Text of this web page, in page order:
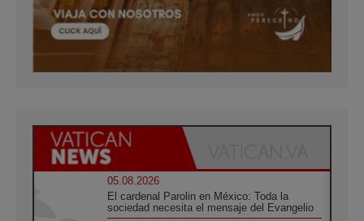
05.08.2026
El cardenal Parolin en México: Toda la
sociedad necesita el mensaje del Evangelio